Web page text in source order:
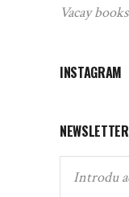
Vacay books
INSTAGRAM
NEWSLETTER